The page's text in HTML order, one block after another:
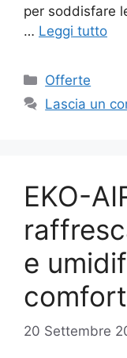
per soddisfare
… Leggi tutto
Categorie
Offerte
Lascia un
EKO-
e
20 Settembre